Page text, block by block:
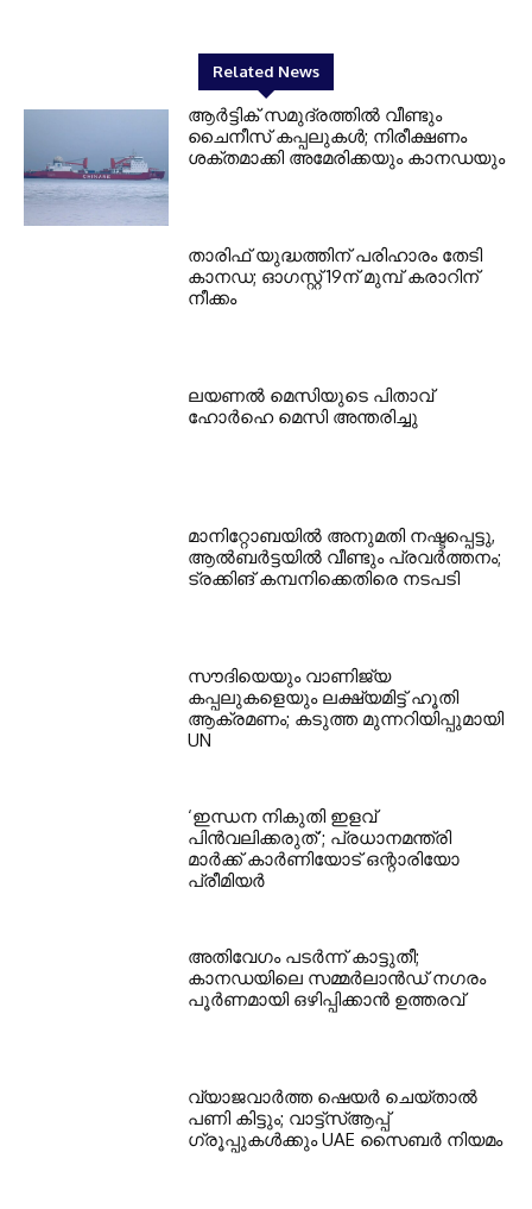
Related News
ആർട്ടിക് സമുദ്രത്തിൽ വീണ്ടും
ചൈനീസ് കപ്പലുകൾ; നിരീക്ഷണം
ശക്തമാക്കി അമേരിക്കയും കാനഡയും
താരിഫ് യുദ്ധത്തിന് പരിഹാരം തേടി
കാനഡ; ഓഗസ്റ്റ് 19ന് മുമ്പ് കരാറിന്
നീക്കം
ലയണൽ മെസിയുടെ പിതാവ്
ഹോർഹെ മെസി അന്തരിച്ചു
മാനിറ്റോബയിൽ അനുമതി നഷ്ടപ്പെട്ടു,
ആൽബർട്ടയിൽ വീണ്ടും പ്രവർത്തനം;
ട്രക്കിങ് കമ്പനിക്കെതിരെ നടപടി
സൗദിയെയും വാണിജ്യ
കപ്പലുകളെയും ലക്ഷ്യമിട്ട് ഹൂതി
ആക്രമണം; കടുത്ത മുന്നറിയിപ്പുമായി
UN
‘ഇന്ധന നികുതി ഇളവ്
പിൻവലിക്കരുത്’; പ്രധാനമന്ത്രി
മാർക്ക് കാർണിയോട് ഒന്റാരിയോ
പ്രീമിയർ
അതിവേഗം പടർന്ന് കാട്ടുതീ;
കാനഡയിലെ സമ്മർലാൻഡ് നഗരം
പൂർണമായി ഒഴിപ്പിക്കാൻ ഉത്തരവ്
വ്യാജവാർത്ത ഷെയർ ചെയ്താൽ
പണി കിട്ടും; വാട്ട്‌സ്ആപ്പ്
ഗ്രൂപ്പുകൾക്കും UAE സൈബർ നിയമം